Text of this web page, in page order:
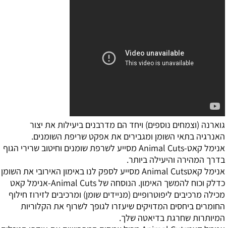
גוארנה (וצמחים נוספים) ויחד הם מדרבנים ביעילות את יצור
האנרגיה בתאי השומן ומגבירים את אפקט שריפת השומנים.
אנימל קאט-Animal Cuts מסייע לשרפת שומנים וחיטוב שרירי הגוף
בדרך המהירה והיעילה ביותר.
אנימל קאטAnimal Cuts מסייע לספק לנו באימון האירובי את השומן
כדלק וכוח להמשך האימון. הנוסחה של Animal Cuts-אנימל קאט
מכילה מרכיבים ליפוטרופיים (מניידים שומן) ומרכיבים לזירוז חילוף
החומרים ביחסים המדויקים שיעזרו לגופך לשרוף את הקלוריות
המיותרות שחרגת בדיאטה שלך.